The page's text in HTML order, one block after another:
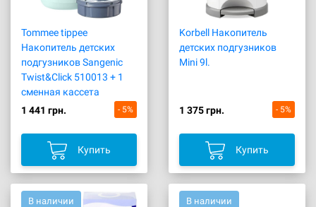
Tommee tippee
Накопитель детских
подгузников Sangenic
Twist&Click 510013 + 1
сменная кассета
1 441 грн.
- 5%
Купить
Korbell Накопитель
детских подгузников
Mini 9l.
1 375 грн. - 5%
Купить
В наличии В наличии